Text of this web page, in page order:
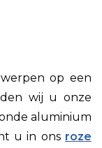
op een
wij u onze
aluminium
u in ons roze